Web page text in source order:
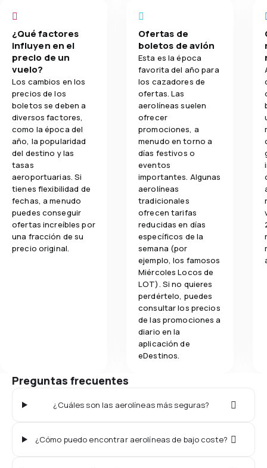
¿Qué factores
influyen en el
precio de un
vuelo?
Los cambios en los
precios de los
boletos se deben a
diversos factores,
como la época del
año, la popularidad
del destino y las
tasas
aeroportuarias. Si
tienes flexibilidad de
fechas, a menudo
puedes conseguir
ofertas increíbles por
una fracción de su
precio original.
Ofertas de
boletos de avión
Esta es la época
favorita del año para
los cazadores de
ofertas. Las
aerolíneas suelen
ofrecer
promociones, a
menudo en torno a
días festivos o
eventos
importantes. Algunas
aerolíneas
tradicionales
ofrecen tarifas
reducidas en días
específicos de la
semana (por
ejemplo, los famosos
Miércoles Locos de
LOT). Si no quieres
perdértelo, puedes
consultar los precios
de las promociones a
diario en la
aplicación de
eDestinos.
Preguntas frecuentes
¿Cuáles son las aerolíneas más seguras?
¿Cómo puedo encontrar aerolíneas de bajo coste?